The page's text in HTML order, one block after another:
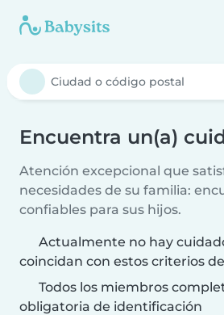
Encuentra un(a)
Atención excepcional que
necesidades de su familia:
confiables para sus hijos.
Actualmente no hay
coincidan con estos criterios
Todos los miembros
obligatoria de identificación